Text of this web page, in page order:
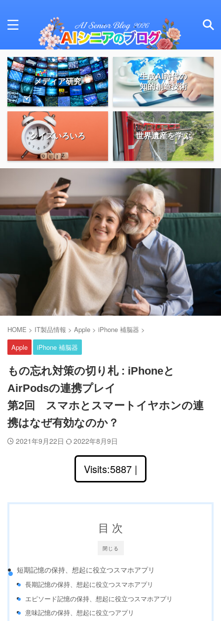
メディア研究
生成AI時代の
知的創造技術
クイズいろいろ 世界遺産を学ぶ
HOME > IT製品情報 > Apple > iPhone 補脳器 >
Apple
iPhone 補脳器
もの忘れ対策の切り札 : iPhoneと
AirPodsの連携プレイ
第2回 スマホとスマートイヤホンの連
携はなぜ有効なのか？
2021年9月22日 2022年8月9日
Visits:5887 |
閉じる
目 次
短期記憶の保持、想起に役立つスマホアプリ
長期記憶の保持、想起に役立つスマホアプリ
エピソード記憶の保持、想起に役立つスマホアプリ
意味記憶の保持、想起に役立つアプリ